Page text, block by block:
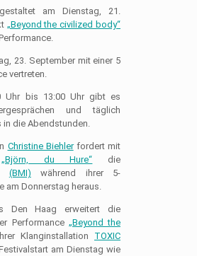
am Dienstag, 21.
„Beyond the civilized body“
23. September mit einer 5
vertreten.
Uhr bis 13:00 Uhr gibt es
und täglich
die Abendstunden.
Christine Biehlerfordert mit
„Björn, du Hure“ die
(BMI) während ihrer 5-
am Donnerstag heraus.
Den Haag erweitert die
Performance „Beyond the
Klanginstallation TOXIC
am Dienstag wie